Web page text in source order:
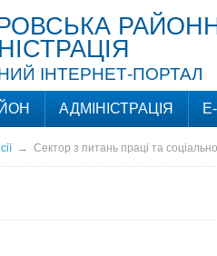
ІНТЕРНЕТ-ПОРТАЛ
АДМІНІСТРАЦІЯ
→ Сектор з питань праці та